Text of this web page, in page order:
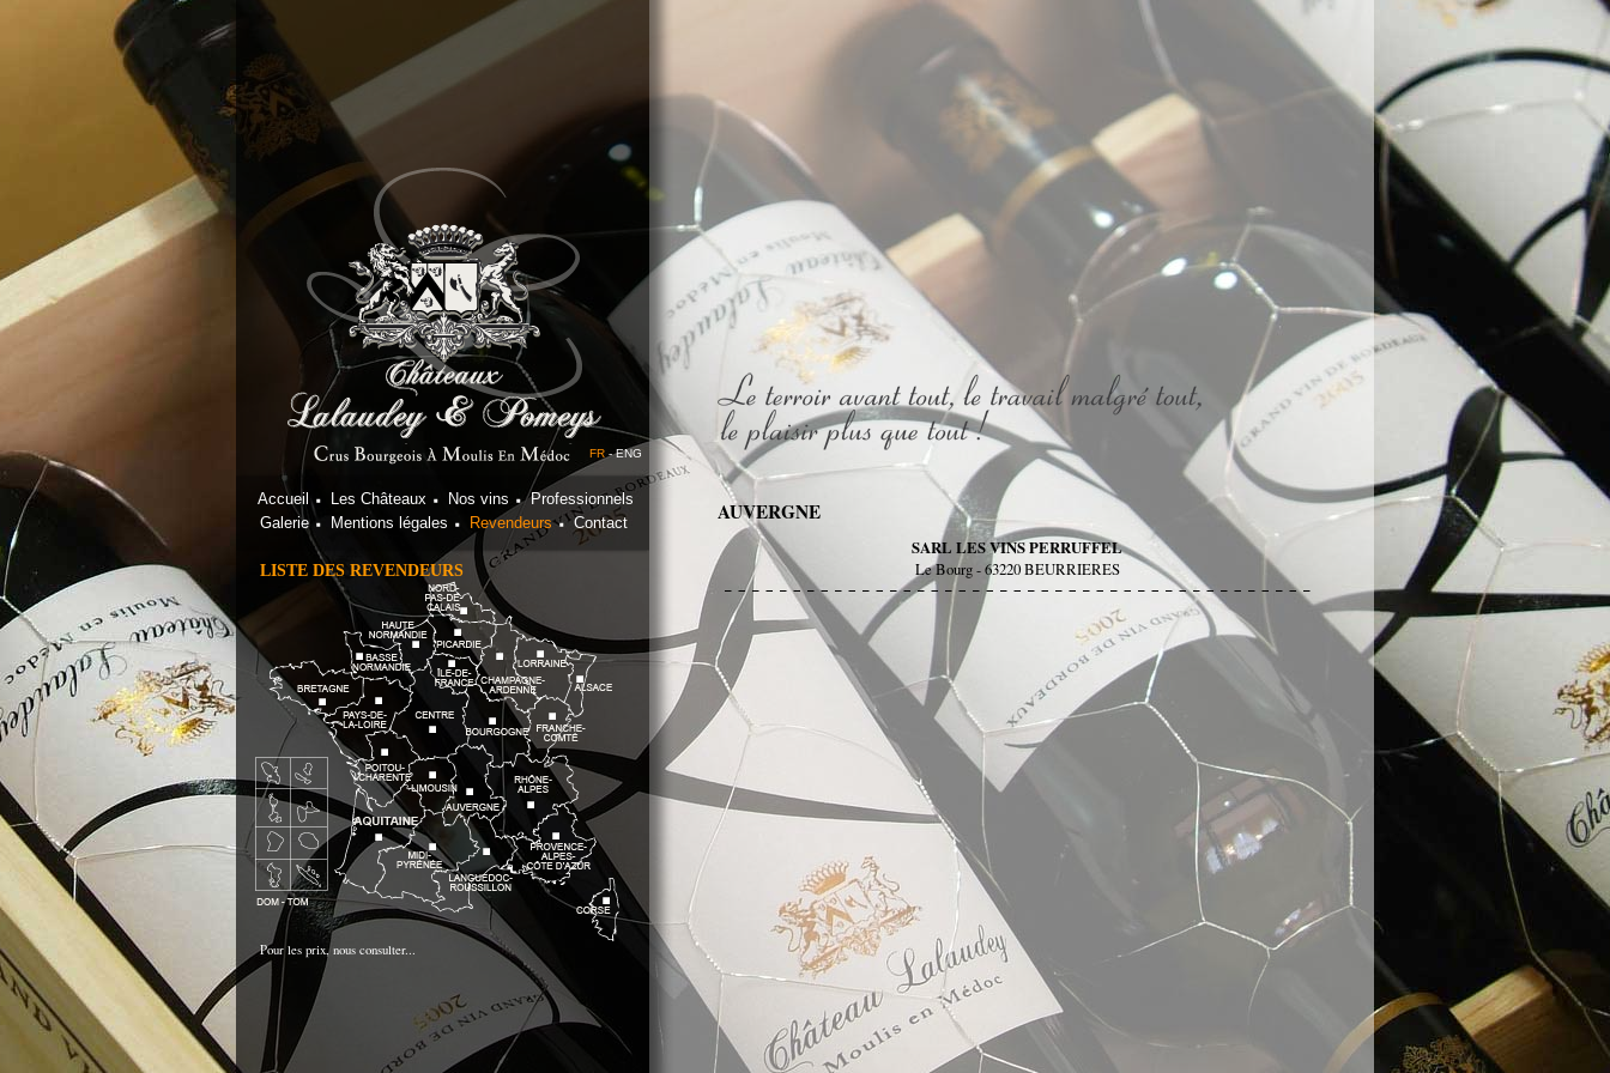
FR -ENG
Accueil Les Châteaux Nos vins
Professionnels
Galerie
Mentions légales Revendeurs Contact
LISTE DES REVENDEURS
Pour les prix, nous consulter...
AUVERGNE
SARL LES VINS PERRUFFEL
Le Bourg - 63220 BEURRIERES